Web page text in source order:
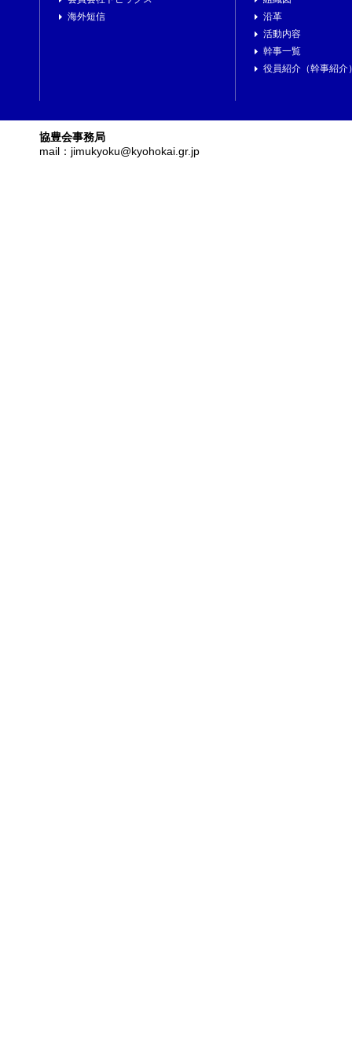
海外短信
沿革
活動内容
幹事一覧
役員紹介（幹事紹介
協豊会事務局
mail：jimukyoku@kyohokai.gr.jp